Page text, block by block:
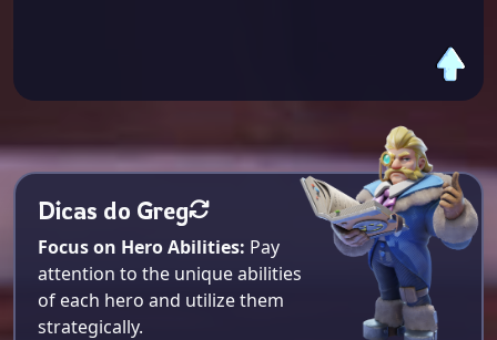
Dicas do Greg
Focus on Hero Abilities: Pay
attention to the unique abilities
of each hero and utilize them
strategically.